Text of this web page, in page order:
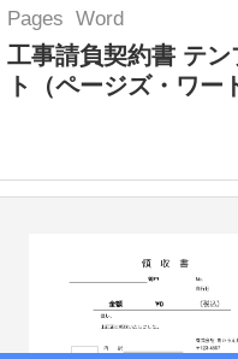
Pages Word
工事請負契約書 テン
ト（ページズ・ワー